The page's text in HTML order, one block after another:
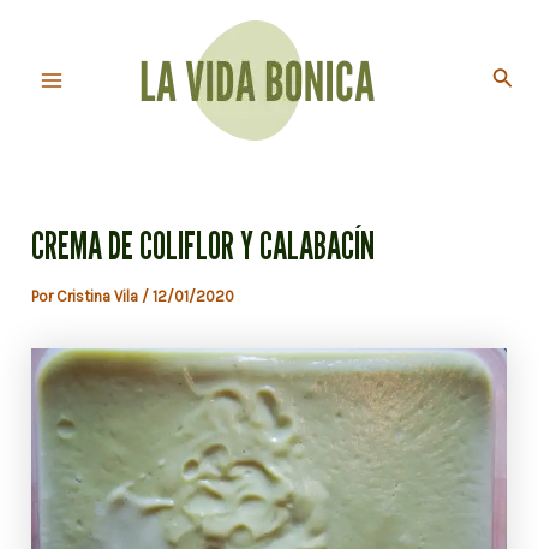
contenido
CREMA DE COLIFLOR Y CALABACÍN
Por Cristina Vila /12/01/2020